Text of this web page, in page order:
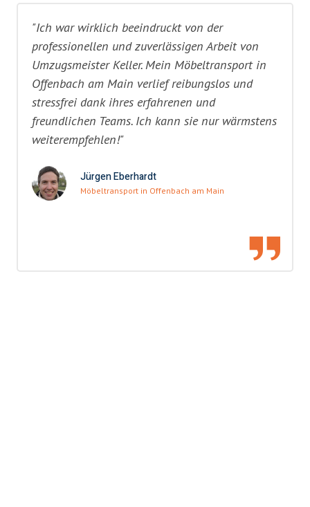
"Ich war wirklich beeindruckt von der
professionellen und zuverlässigen Arbeit von
Umzugsmeister Keller. Mein Möbeltransport in
Offenbach am Main verlief reibungslos und
stressfrei dank ihres erfahrenen und
freundlichen Teams. Ich kann sie nur wärmstens
weiterempfehlen!"
Jürgen Eberhardt
Möbeltransport in Offenbach am Main